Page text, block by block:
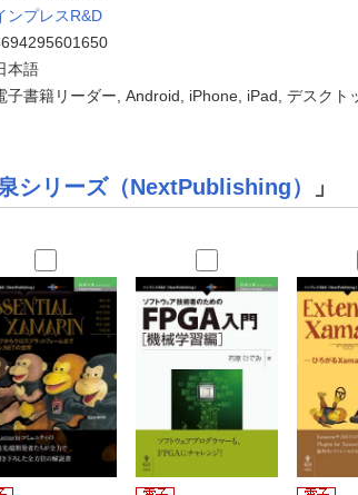
ンプレスR&D
本語
子書籍リーダー, Android, iPhone, iPad, デスクト
シリーズ（NextPublishing） 」